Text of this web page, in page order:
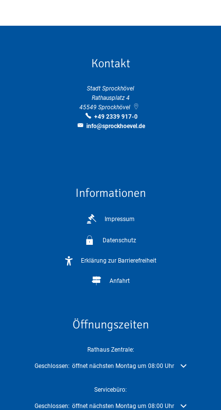
Kontakt
Stadt Sprockhövel
Rathausplatz 4
45549 Sprockhövel
+49 2339 917-0
info@sprockhoevel.de
Informationen
Impressum
Datenschutz
Erklärung zur Barrierefreiheit
Anfahrt
Öffnungszeiten
Rathaus Zentrale:
Klicken, um weitere Öffnungs- oder Schließzeiten auszublenden
Geschlossen: öffnet nächsten Montag um 08:00 Uhr
Servicebüro:
Klicken, um weitere Öffnungs- oder Schließzeiten auszublenden
Geschlossen: öffnet nächsten Montag um 08:00 Uhr